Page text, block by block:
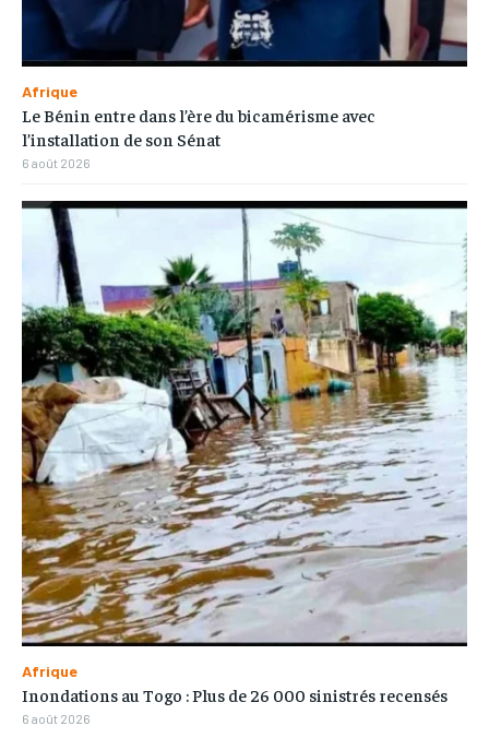
Afrique
Le Bénin entre dans l’ère du bicamérisme avec
l’installation de son Sénat
6 août 2026
Afrique
Inondations au Togo : Plus de 26 000 sinistrés recensés
6 août 2026